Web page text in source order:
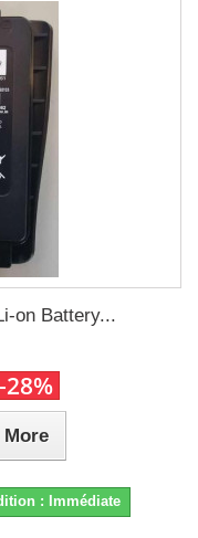
on Battery...
-28%
More
: Immédiate